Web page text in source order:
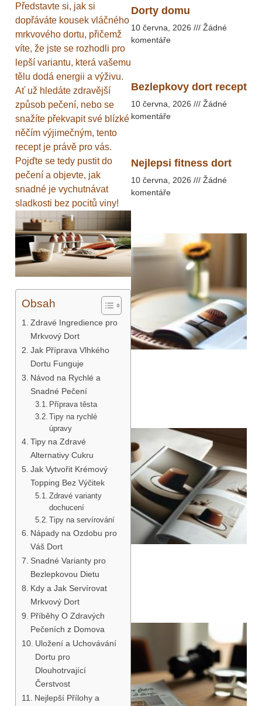
Představte si, jak si
dopřáváte kousek vláčného
mrkvového dortu, přičemž
víte, že jste se rozhodli pro
lepší variantu, která vašemu
tělu dodá energii a výživu.
Ať už hledáte zdravější
způsob pečení, nebo se
snažíte překvapit své blízké
něčím výjimečným, tento
recept je právě pro vás.
Pojďte se tedy pustit do
pečení a objevte, jak
snadné je vychutnávat
sladkosti bez pocitů viny!
Obsah
Zdravé Ingredience pro
Mrkvový Dort
Jak Příprava Vlhkého
Dortu Funguje
Návod na Rychlé a
Snadné Pečení
Příprava těsta
Tipy na rychlé
úpravy
Tipy na Zdravé
Alternativy Cukru
Jak Vytvořit Krémový
Topping Bez Výčitek
Zdravé varianty
dochucení
Tipy na servírování
Nápady na Ozdobu pro
Váš Dort
Snadné Varianty pro
Bezlepkovou Dietu
Kdy a Jak Servírovat
Mrkvový Dort
Příběhy O Zdravých
Pečeních z Domova
Uložení a Uchovávání
Dortu pro
Dlouhotrvající
Čerstvost
Nejlepší Přílohy a
Dorty domu
10 června, 2026
Žádné
komentáře
Bezlepkovy dort recept
10 června, 2026
Žádné
komentáře
Nejlepsi fitness dort
10 června, 2026
Žádné
komentáře